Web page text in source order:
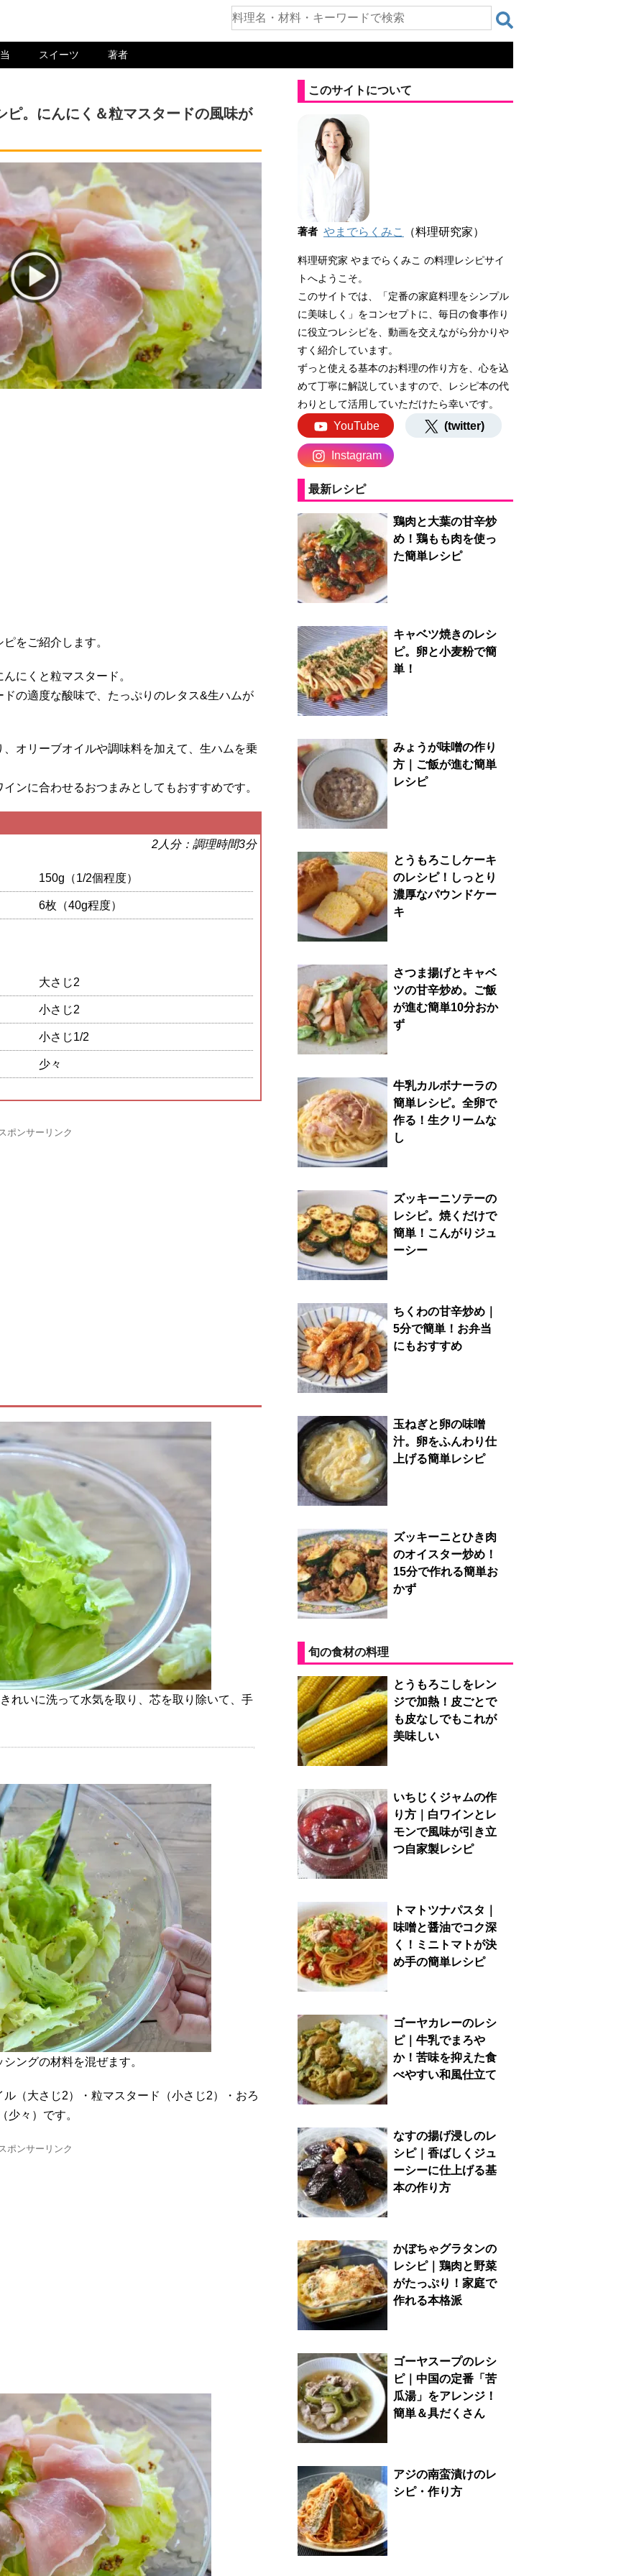
スイーツ 著者
ピ。にんにく＆粒マスタードの風味が
をご紹介します。
にくと粒マスタード。
の適度な酸味で、たっぷりのレタス&生ハムが
オリーブオイルや調味料を加えて、生ハムを乗
ンに合わせるおつまみとしてもおすすめです。
2人分：調理時間3分
150g（1/2個程度）
6枚（40g程度）
大さじ2
小さじ2
小さじ1/2
少々
ポンサーリンク
れいに洗って水気を取り、芯を取り除いて、手
ングの材料を混ぜます。
（大さじ2）・粒マスタード（小さじ2）・おろ
少々）です。
ポンサーリンク
このサイトについて
著者 やまでらくみこ （料理研究家）
料理研究家 やまでらくみこ の料理レシピサイ
トへようこそ。
このサイトでは、「定番の家庭料理をシンプル
に美味しく」をコンセプトに、毎日の食事作り
に役立つレシピを、動画を交えながら分かりや
すく紹介しています。
ずっと使える基本のお料理の作り方を、心を込
めて丁寧に解説していますので、レシピ本の代
わりとして活用していただけたら幸いです。
YouTube (twitter)
Instagram
最新レシピ
鶏肉と大葉の甘辛炒
め！鶏もも肉を使っ
た簡単レシピ
キャベツ焼きのレシ
ピ。卵と小麦粉で簡
単！
みょうが味噌の作り
方｜ご飯が進む簡単
レシピ
とうもろこしケーキ
のレシピ！しっとり
濃厚なパウンドケー
キ
さつま揚げとキャベ
ツの甘辛炒め。ご飯
が進む簡単10分おか
ず
牛乳カルボナーラの
簡単レシピ。全卵で
作る！生クリームな
し
ズッキーニソテーの
レシピ。焼くだけで
簡単！こんがりジュ
ーシー
ちくわの甘辛炒め｜
5分で簡単！お弁当
にもおすすめ
玉ねぎと卵の味噌
汁。卵をふんわり仕
上げる簡単レシピ
ズッキーニとひき肉
のオイスター炒め！
15分で作れる簡単お
かず
旬の食材の料理
とうもろこしをレン
ジで加熱！皮ごとで
も皮なしでもこれが
美味しい
いちじくジャムの作
り方｜白ワインとレ
モンで風味が引き立
つ自家製レシピ
トマトツナパスタ｜
味噌と醤油でコク深
く！ミニトマトが決
め手の簡単レシピ
ゴーヤカレーのレシ
ピ｜牛乳でまろや
か！苦味を抑えた食
べやすい和風仕立て
なすの揚げ浸しのレ
シピ｜香ばしくジュ
ーシーに仕上げる基
本の作り方
かぼちゃグラタンの
レシピ｜鶏肉と野菜
がたっぷり！家庭で
作れる本格派
ゴーヤスープのレシ
ピ｜中国の定番「苦
瓜湯」をアレンジ！
簡単＆具だくさん
アジの南蛮漬けのレ
シピ・作り方